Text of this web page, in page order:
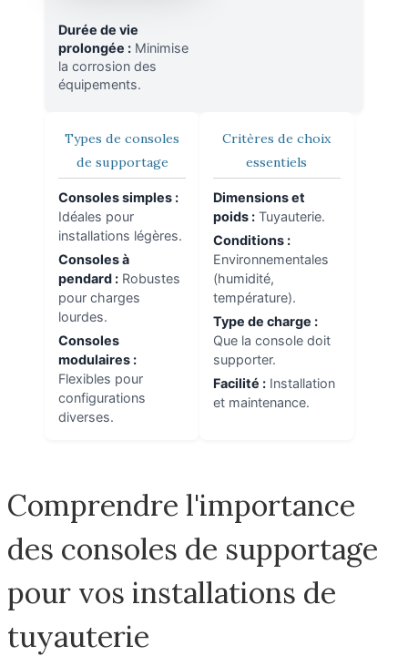
Durée de vie
prolongée : Minimise
la corrosion des
équipements.
Types de consoles
de supportage
Consoles simples :
Idéales pour
installations légères.
Consoles à
pendard : Robustes
pour charges
lourdes.
Consoles
modulaires :
Flexibles pour
configurations
diverses.
Critères de choix
essentiels
Dimensions et
poids :Tuyauterie.
Conditions :
Environnementales
(humidité,
température).
Type de charge :
Que la console doit
supporter.
Facilité :Installation
et maintenance.
Comprendre l'importance
des consoles de supportage
pour vos installations de
tuyauterie